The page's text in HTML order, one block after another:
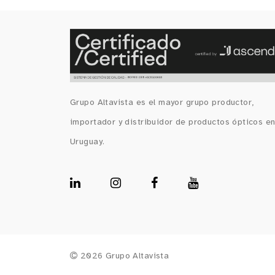
Grupo Altavista es el mayor grupo productor,
importador y distribuidor de productos ópticos en
Uruguay.
2026 Grupo Altavista